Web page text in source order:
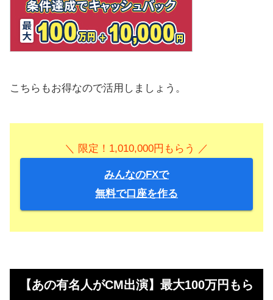
こちらもお得なので活用しましょう。
＼ 限定！1,010,000円もらう ／
みんなのFXで
無料で口座を作る
【あの有名人がCM出演】最大100万円もら